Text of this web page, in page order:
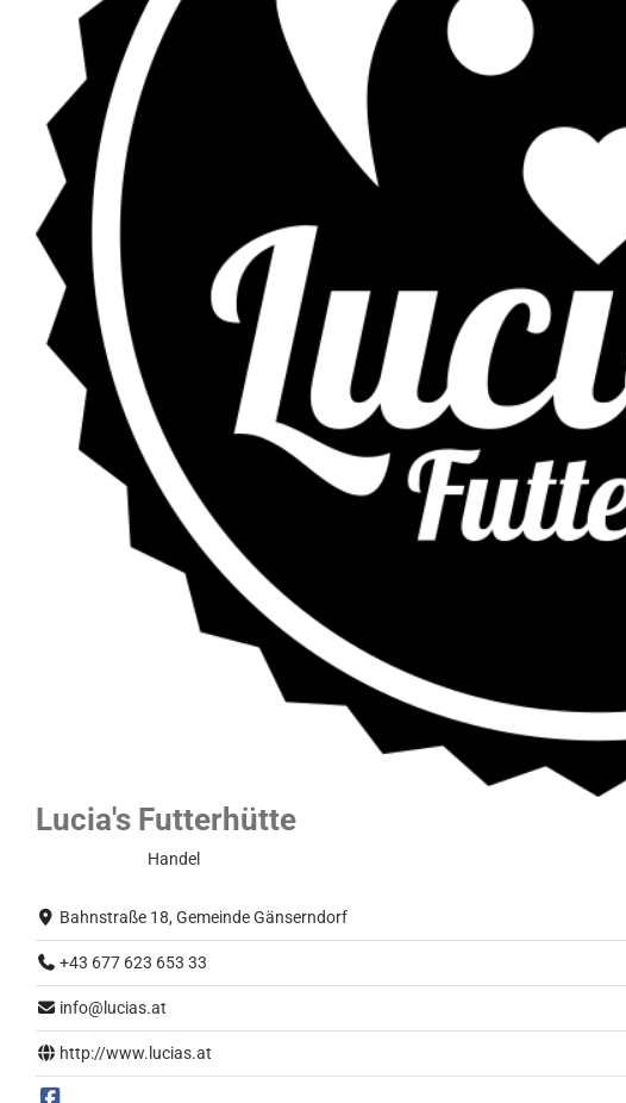
Lucia's Futterhütte
Handel
Bahnstraße 18, Gemeinde Gänserndorf
+43 677 623 653 33
info@lucias.at
http://www.lucias.at